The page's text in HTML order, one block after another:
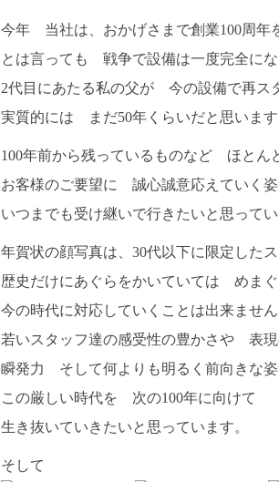
今年 当社は、おかげさまで創業100周年
とは言っても 戦争で設備は一度完全に
2代目にあたる私の父が 今の設備で再ス
実質的には まだ50年くらいだと思います
100年前から残っているものなど ほとん
お客様のご要望に 誠心誠意応えていく
いつまでも受け継いで行きたいと思ってい
年賀状の顔写真は、30代以下に限定したス
歴史だけにあぐらをかいていては めま
今の時代に対応していくことは出来ません
若いスタッフ達の感受性の豊かさや 表
瞬発力 そして何よりも明るく前向きな姿
この厳しい時代を 次の100年に向けて
生き抜いていきたいと思っています。
そして